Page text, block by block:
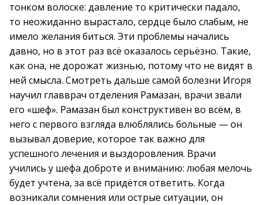
тонком волоске: давление то критически падало,
то неожиданно вырастало, сердце было слабым, не
имело желания биться. Эти проблемы начались
давно, но в этот раз всё оказалось серьёзно. Такие,
как она, не дорожат жизнью, потому что не видят в
ней смысла. Смотреть дальше самой болезни Игоря
научил главврач отделения Рамазан, врачи звали
его «шеф». Рамазан был конструктивен во всём, в
него с первого взгляда влюблялись больные — он
вызывал доверие, которое так важно для
успешного лечения и выздоровления. Врачи
учились у шефа доброте и вниманию: любая мелочь
будет учтена, за всё придётся ответить. Когда
возникали сомнения или острые ситуации, он